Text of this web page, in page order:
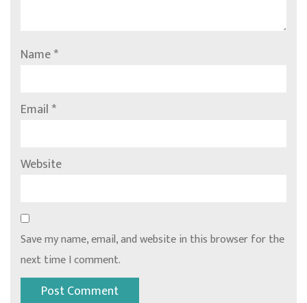
Name*
Email*
Website
Save my name, email, and website in this browser for the
next time I comment.